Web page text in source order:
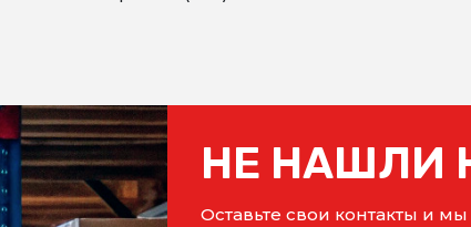
НЕ НАШЛИ
Оставьте свои контакты и